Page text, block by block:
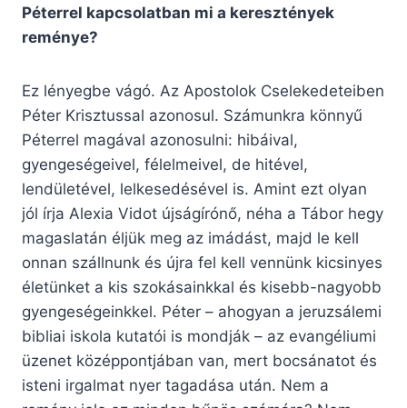
Péterrel kapcsolatban mi a keresztények
reménye?
Ez lényegbe vágó. Az Apostolok Cselekedeteiben
Péter Krisztussal azonosul. Számunkra könnyű
Péterrel magával azonosulni: hibáival,
gyengeségeivel, félelmeivel, de hitével,
lendületével, lelkesedésével is. Amint ezt olyan
jól írja Alexia Vidot újságírónő, néha a Tábor hegy
magaslatán éljük meg az imádást, majd le kell
onnan szállnunk és újra fel kell vennünk kicsinyes
életünket a kis szokásainkkal és kisebb-nagyobb
gyengeségeinkkel. Péter – ahogyan a jeruzsálemi
bibliai iskola kutatói is mondják – az evangéliumi
üzenet középpontjában van, mert bocsánatot és
isteni irgalmat nyer tagadása után. Nem a